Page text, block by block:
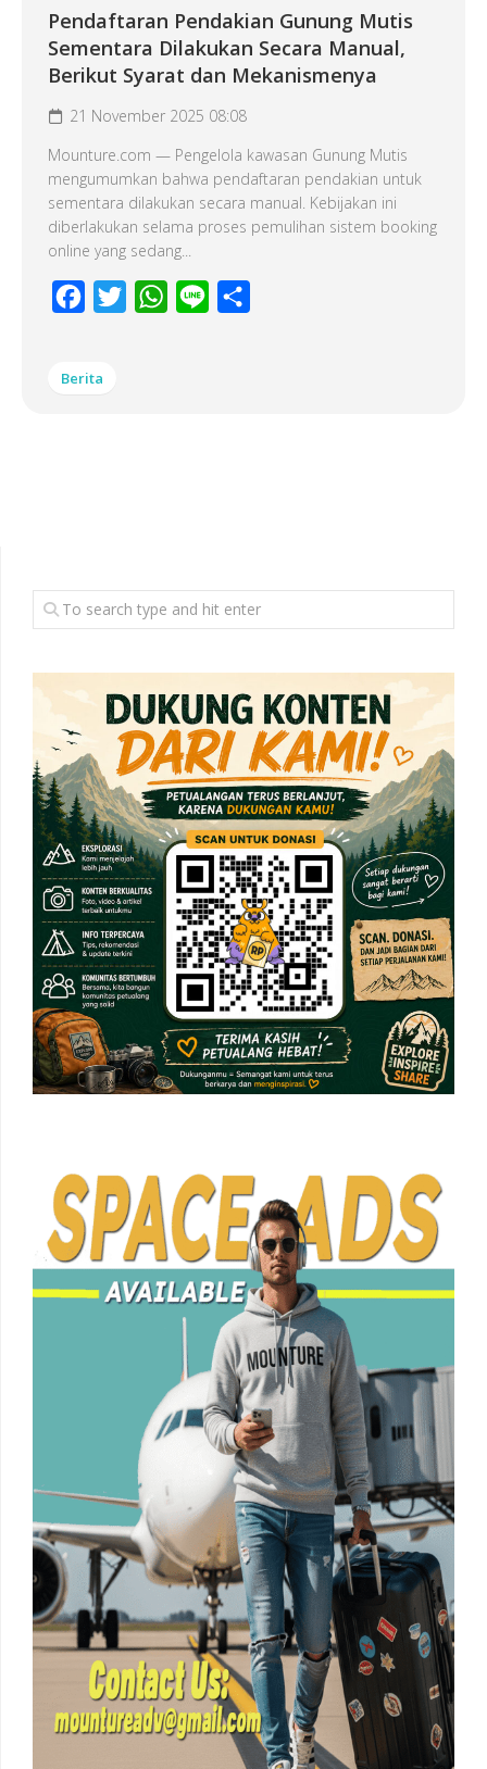
Pendaftaran Pendakian Gunung Mutis
Sementara Dilakukan Secara Manual,
Berikut Syarat dan Mekanismenya
21 November 2025 08:08
Mounture.com — Pengelola kawasan Gunung Mutis
mengumumkan bahwa pendaftaran pendakian untuk
sementara dilakukan secara manual. Kebijakan ini
diberlakukan selama proses pemulihan sistem booking
online yang sedang...
Facebook
Twitter WhatsApp
Line
Berita